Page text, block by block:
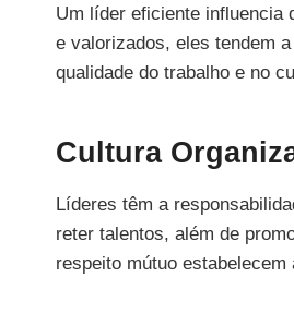
Um líder eficiente influencia
e valorizados, eles tendem
qualidade do trabalho e no
Cultura
Líderes têm a
reter talentos, além de
respeito mútuo